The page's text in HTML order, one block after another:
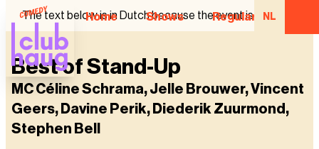
Home Shows Regular NL
The text below is in Dutch because the event is in Dutch.
Best of Stand-Up
MC Céline Schrama, Jelle Brouwer, Vincent
Geers, Davine Perik, Diederik Zuurmond,
Stephen Bell